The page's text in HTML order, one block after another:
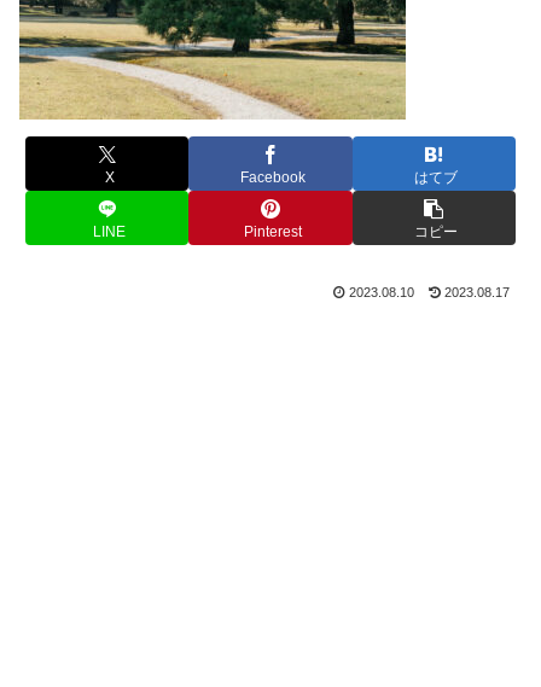
X Facebook はてブ
LINE Pinterest コピー
2023.08.10 2023.08.17